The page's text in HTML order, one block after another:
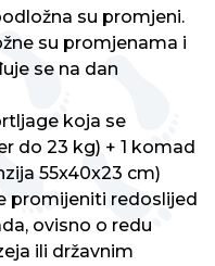
su promjeni.
su promjenama i
se na dan
koja se
do 23 kg) + 1 komad
55x40x23 cm)
promijeniti redoslijed
ovisno o redu
ili državnim